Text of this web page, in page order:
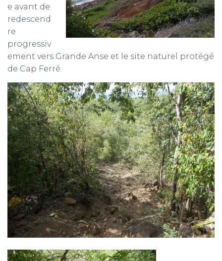
e avant de
redescend
re
progressiv
ement vers Grande Anse et le site naturel protégé
de Cap Ferré.